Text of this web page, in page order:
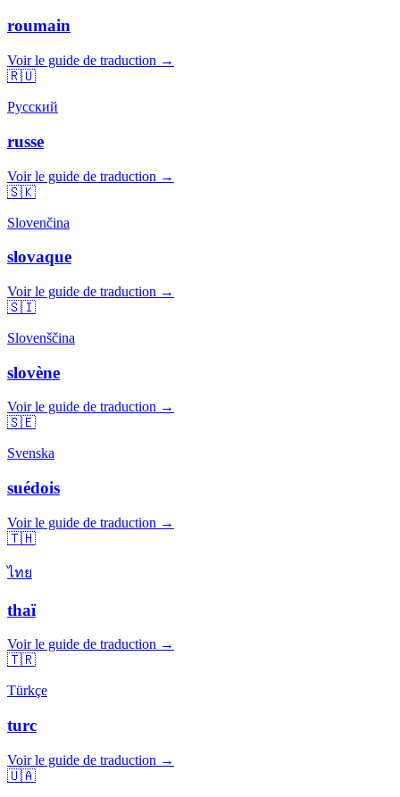
roumain
Voir le guide de traduction →
🇷🇺
Русский
russe
Voir le guide de traduction →
🇸🇰
Slovenčina
slovaque
Voir le guide de traduction →
🇸🇮
Slovenščina
slovène
Voir le guide de traduction →
🇸🇪
Svenska
suédois
Voir le guide de traduction →
🇹🇭
ไทย
thaï
Voir le guide de traduction →
🇹🇷
Türkçe
turc
Voir le guide de traduction →
🇺🇦